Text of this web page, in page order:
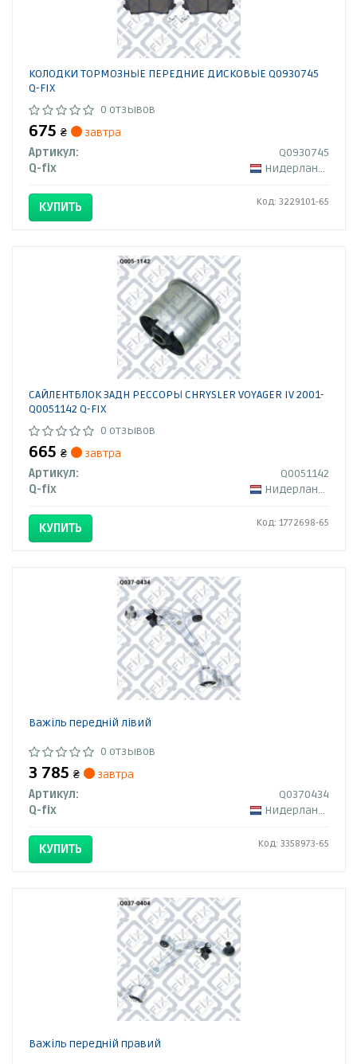
КОЛОДКИ ТОРМОЗНЫЕ ПЕРЕДНИЕ ДИСКОВЫЕ Q0930745
Q-FIX
0 отзывов
675 ₴
завтра
Артикул:
Q0930745
Q-fix
Нидерланды
КУПИТЬ Код: 3229101-65
САЙЛЕНТБЛОК ЗАДН РЕССОРЫ CHRYSLER VOYAGER IV 2001-
Q0051142 Q-FIX
0 отзывов
665 ₴
завтра
Артикул:
Q0051142
Q-fix
Нидерланды
КУПИТЬ Код: 1772698-65
Важіль передній лівий
0 отзывов
3 785 ₴
завтра
Артикул:
Q0370434
Q-fix
Нидерланды
КУПИТЬ Код: 3358973-65
Важіль передній правий